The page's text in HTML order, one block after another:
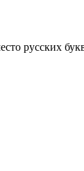
русских